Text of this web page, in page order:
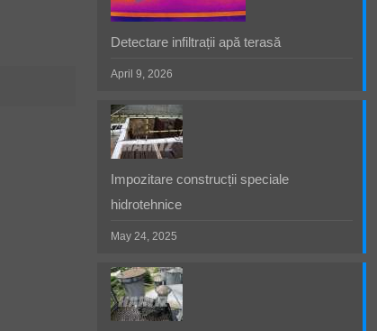
Detectare infiltrații apă terasă
April 9, 2026
Impozitare construcții speciale
hidrotehnice
May 24, 2025